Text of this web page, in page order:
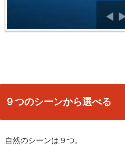
９つのシーンから選べる
自然のシーンは９つ。